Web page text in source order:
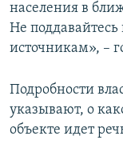
населения в
Не
источникам», –
Подробности
указывают, о
объекте идет